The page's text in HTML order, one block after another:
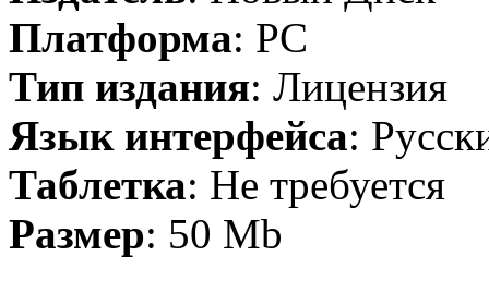
Платформа: PC
Тип издания: Лицензия
Язык интерфейса:
Таблетка: Не требуется
Размер: 50 Mb